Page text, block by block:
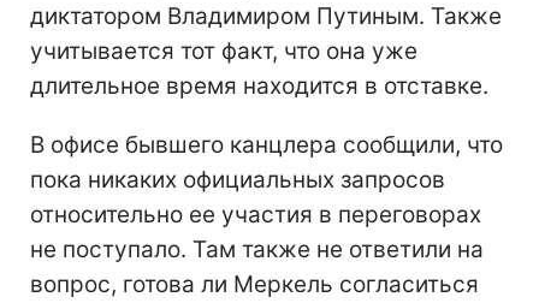
диктатором Владимиром Путиным. Также
учитывается тот факт, что она уже
длительное время находится в отставке.
В офисе бывшего канцлера сообщили, что
пока никаких официальных запросов
относительно ее участия в переговорах
не поступало. Там также не ответили на
вопрос, готова ли Меркель согласиться